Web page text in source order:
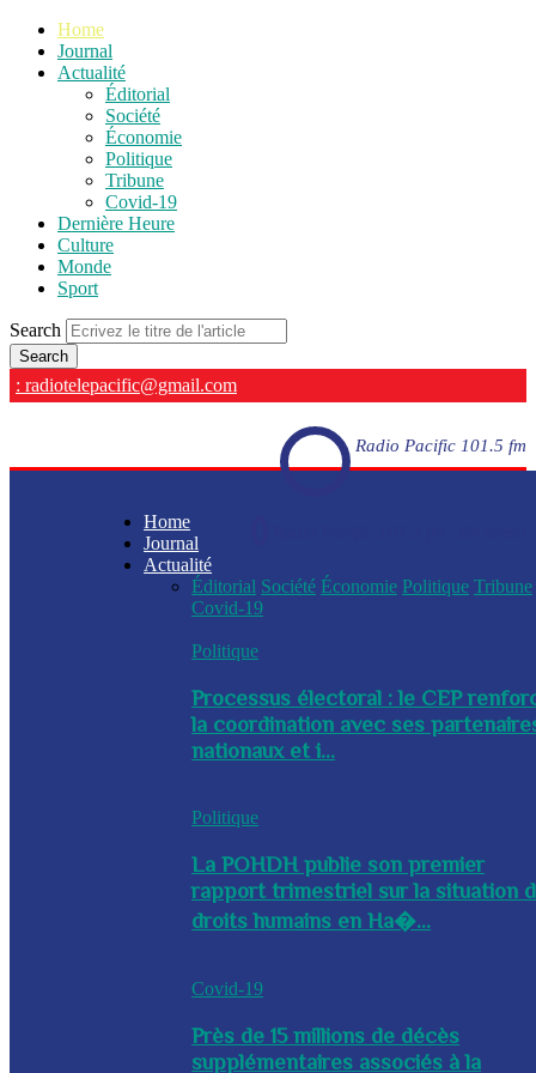
Home
Journal
Actualité
Éditorial
Société
Économie
Politique
Tribune
Covid-19
Dernière Heure
Culture
Monde
Sport
Search
: radiotelepacific@gmail.com
Radio Pacific 101.5 fm
Home
Journal
Actualité
Éditorial Société Économie Politique Tribune
Covid-19
Politique
Processus électoral : le CEP
la coordination avec ses
nationaux et i...
Politique
La POHDH publie son premier
rapport trimestriel sur la situation
droits humains en Ha�...
Covid-19
Près de 15 millions de décès
supplémentaires associés à la